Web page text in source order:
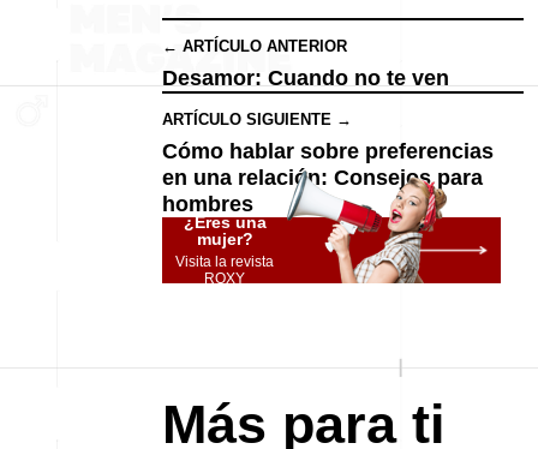
← ARTÍCULO ANTERIOR
Desamor: Cuando no te ven
ARTÍCULO SIGUIENTE →
Cómo hablar sobre preferencias
en una relación: Consejos para
hombres
¿Eres una
mujer?
Visita la revista
ROXY
Más para ti